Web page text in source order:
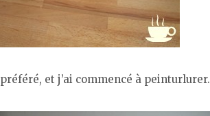
préféré, et j’ai commencé à peinturlurer.